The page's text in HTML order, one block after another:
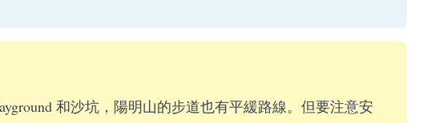
和沙坑，陽明山的步道也有平緩路線。但要注意安